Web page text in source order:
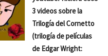
3 videos sobre la
Trilogía del Cornetto
(trilogía de películas
de Edgar Wright: